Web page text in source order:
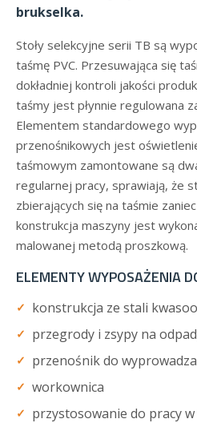
brukselka.
Stoły selekcyjne serii TB są
taśmę PVC. Przesuwająca się
dokładniej kontroli jakości
taśmy jest płynnie regulowana
Elementem standardowego
przenośnikowych jest
taśmowym zamontowane są
regularnej pracy, sprawiają, że
zbierających się na taśmie
konstrukcja maszyny jest
malowanej metodą proszkową.
ELEMENTY WYPOSAŻENIA
konstrukcja ze stali
przegrody i zsypy na
przenośnik do
workownica
przystosowanie do pracy